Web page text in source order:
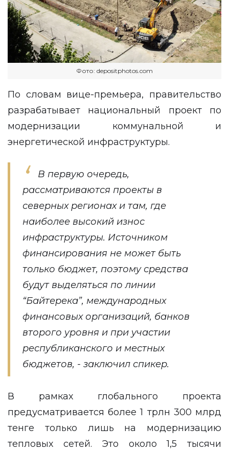
Фото: depositphotos.com
По словам вице-премьера, правительство
разрабатывает национальный проект по
модернизации коммунальной и
энергетической инфраструктуры.
В первую очередь,
рассматриваются проекты в
северных регионах и там, где
наиболее высокий износ
инфраструктуры. Источником
финансирования не может быть
только бюджет, поэтому средства
будут выделяться по линии
“Байтерека”, международных
финансовых организаций, банков
второго уровня и при участии
республиканского и местных
бюджетов, - заключил спикер.
В рамках глобального проекта
предусматривается более 1 трлн 300 млрд
тенге только лишь на модернизацию
тепловых сетей. Это около 1,5 тысячи